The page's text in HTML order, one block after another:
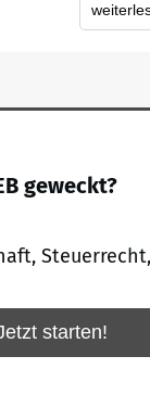
geweckt?
starten!